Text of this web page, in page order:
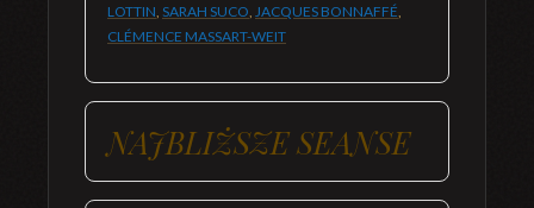
LOTTIN, SARAH SUCO, JACQUES BONNAFFÉ,
CLÉMENCE MASSART-WEIT
NAJBLIŻSZE SEANSE